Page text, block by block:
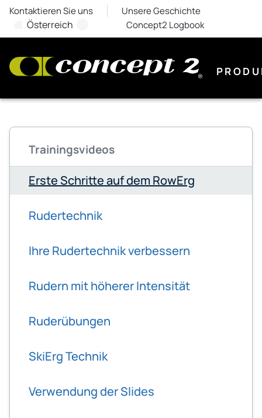
Kontaktieren Sie uns Unsere Geschichte
Österreich Concept2 Logbook
Trainingsvideos
Erste Schritte auf dem RowErg
Rudertechnik
Ihre Rudertechnik verbessern
Rudern mit höherer Intensität
Ruderübungen
SkiErg Technik
Verwendung der Slides